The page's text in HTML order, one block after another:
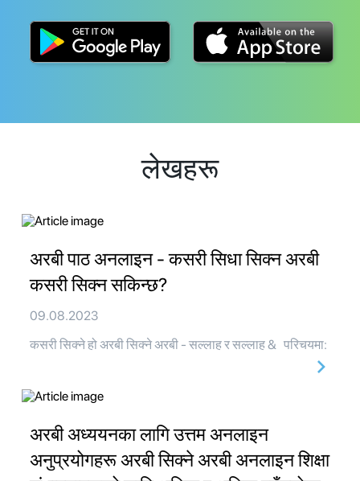
लेखहरू
अरबी पाठ अनलाइन - कसरी सिधा सिक्न अरबी
कसरी सिक्न सकिन्छ?
09.08.2023
कसरी सिक्ने हो अरबी सिक्ने अरबी - सल्लाह र सल्लाह & परिचयमा:
अरबी अध्ययनका लागि उत्तम अनलाइन
अनुप्रयोगहरू अरबी सिक्ने अरबी अनलाइन शिक्षा